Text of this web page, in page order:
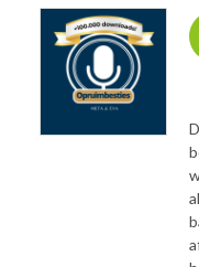
opruimspecialisten uit
gemaakt van opruimen bij
vreugde in hun huis kunnen
plezier en raken niet
Meta Wielage https://
Eva Kolk https://
Opruimbesties https://
En onze website: https://